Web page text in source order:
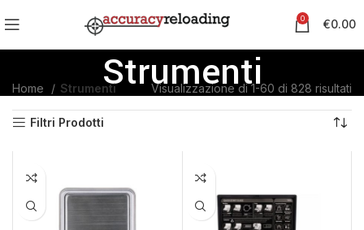
0 €0.00
Strumenti
Home Strumenti Visualizzazione di 1-60 di 828 risultati
Filtri Prodotti